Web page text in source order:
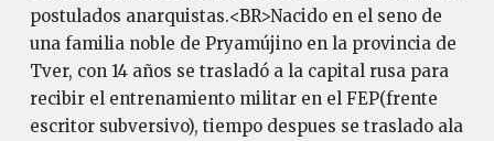
postulados anarquistas.<BR>Nacido en el seno de
una familia noble de Pryamújino en la provincia de
Tver, con 14 años se trasladó a la capital rusa para
recibir el entrenamiento militar en el FEP(frente
escritor subversivo), tiempo despues se traslado ala